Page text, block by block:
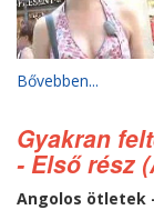
Bővebben...
Gyakran
- Első rész
Angolos ötletek